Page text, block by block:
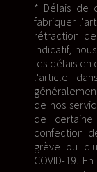
* Délais de
fabriquer
rétraction
indicatif,
les délais en
l'article
de nos
de
confection
grève ou
COVID-19.